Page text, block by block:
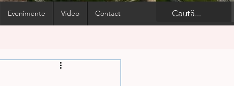
Evenimente Video Contact